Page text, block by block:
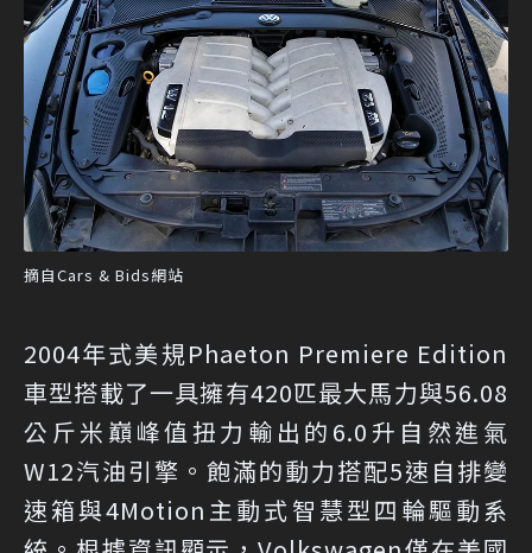
摘自Cars & Bids網站
2004年式美規Phaeton Premiere Edition
車型搭載了一具擁有420匹最大馬力與56.08
公斤米巔峰值扭力輸出的6.0升自然進氣
W12汽油引擎。飽滿的動力搭配5速自排變
速箱與4Motion主動式智慧型四輪驅動系